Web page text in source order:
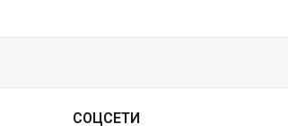
СОЦСЕТИ